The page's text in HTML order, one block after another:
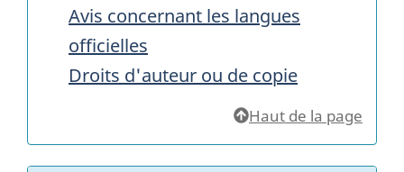
Avis concernant les langues
officielles
Droits d'auteur ou de copie
Haut de la page